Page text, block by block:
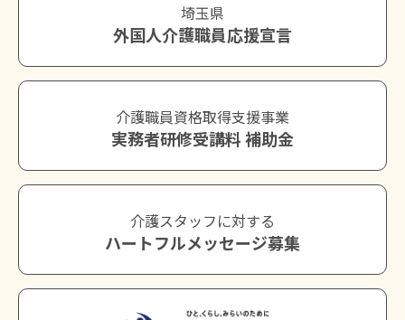
埼玉県
外国人介護職員応援宣言
介護職員資格取得支援事業
実務者研修受講料 補助金
介護スタッフに対する
ハートフルメッセージ募集